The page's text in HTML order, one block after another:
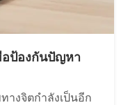
อป้องกันปัญหา
างจิตกำลังเป็นอีก